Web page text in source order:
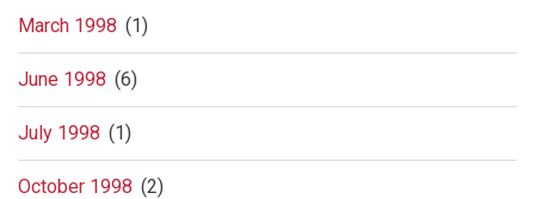
March 1998 (1)
June 1998 (6)
July 1998 (1)
October 1998 (2)